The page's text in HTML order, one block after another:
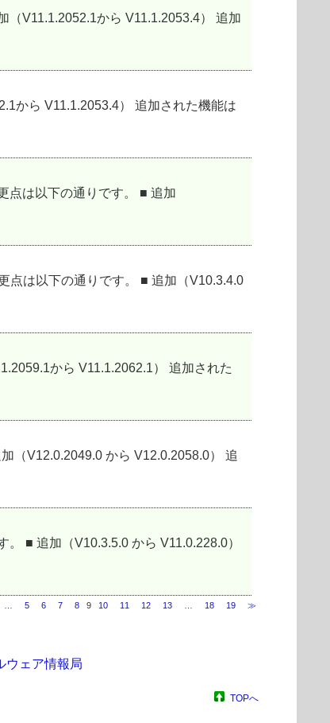
（V11.1.2052.1から V11.1.2053.4） 追加
から V11.1.2053.4） 追加された機能は
点は以下の通りです。 ■ 追加
点は以下の通りです。 ■ 追加（V10.3.4.0
から V11.1.2062.1） 追加された
（V12.0.2049.0 から V12.0.2058.0） 追
■ 追加（V10.3.5.0 から V11.0.228.0）
5 6 7 8 9 10 11 12 13 18 19 ≫
TOPへ